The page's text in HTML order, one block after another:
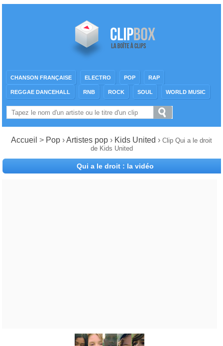
CHANSON FRANÇAISE ELECTRO POP RAP
REGGAE DANCEHALL RNB ROCK SOUL WORLD MUSIC
Accueil > Pop ›Artistes pop › Kids United › Clip Qui a le droit
de Kids United
Qui a le droit : la vidéo